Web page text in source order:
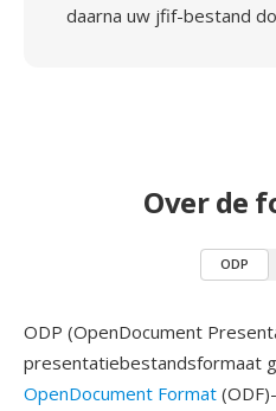
daarna uw jfif-bestand
Over de
ODP
ODP (OpenDocument
presentatiebestandsformaat
OpenDocument Format